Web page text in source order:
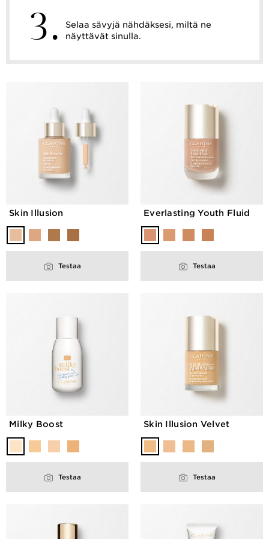
3.
Selaa sävyjä nähdäksesi, miltä ne
näyttävät sinulla.
Skin Illusion
Testaa
Everlasting Youth Fluid
Testaa
Milky Boost
Testaa
Skin Illusion Velvet
Testaa